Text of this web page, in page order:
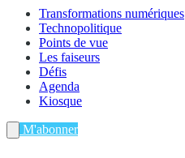
Transformations numériques
Technopolitique
Points de vue
Les faiseurs
Défis
Agenda
Kiosque
M'abonner